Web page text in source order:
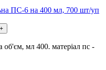
ПС-6 на 400 мл, 700 шт/уп
+